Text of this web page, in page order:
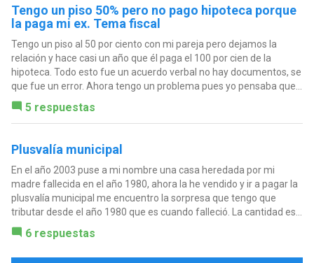
Tengo un piso 50% pero no pago hipoteca porque
la paga mi ex. Tema fiscal
Tengo un piso al 50 por ciento con mi pareja pero dejamos la
relación y hace casi un año que él paga el 100 por cien de la
hipoteca. Todo esto fue un acuerdo verbal no hay documentos, se
que fue un error. Ahora tengo un problema pues yo pensaba que...
5 respuestas
Plusvalía municipal
En el año 2003 puse a mi nombre una casa heredada por mi
madre fallecida en el año 1980, ahora la he vendido y ir a pagar la
plusvalía municipal me encuentro la sorpresa que tengo que
tributar desde el año 1980 que es cuando falleció. La cantidad es...
6 respuestas